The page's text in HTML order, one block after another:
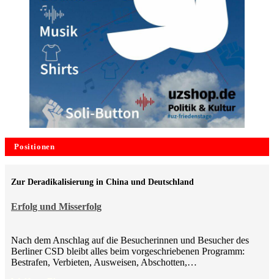
Positionen
Erfolg und Misserfolg
Zur Deradikalisierung in China und Deutschland
Nach dem Anschlag auf die Besucherinnen und Besucher des
Berliner CSD bleibt alles beim vorgeschriebenen Programm:
Bestrafen, Verbieten, Ausweisen, Abschotten,…